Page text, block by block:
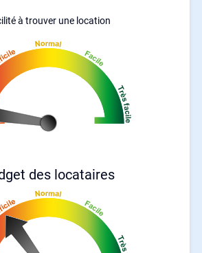
à trouver une location
des locataires